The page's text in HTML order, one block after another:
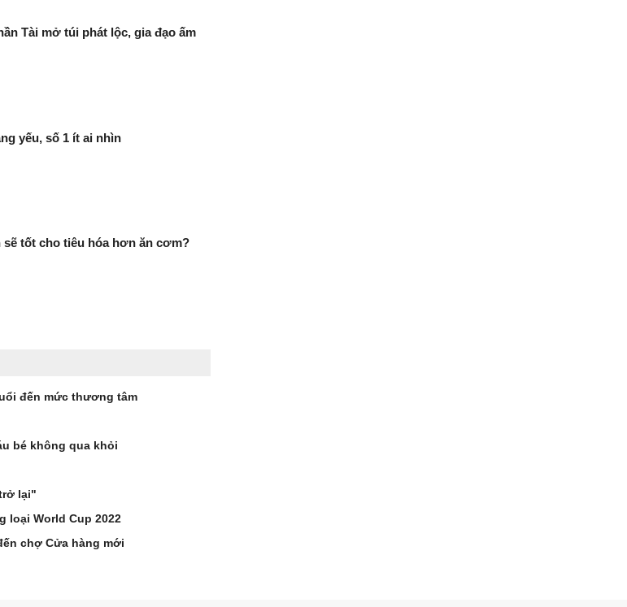
Tài mở túi phát lộc, gia đạo ấm
yếu, số 1 ít ai nhìn
tốt cho tiêu hóa hơn ăn cơm?
đến mức thương tâm
bé không qua khỏi
lại"
loại World Cup 2022
chợ Cửa hàng mới